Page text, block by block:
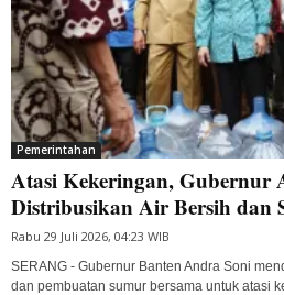
Pemerintahan
Atasi Kekeringan, Gubernur
Distribusikan Air Bersih dan
Rabu 29 Juli 2026, 04:23 WIB
SERANG - Gubernur Banten Andra Soni
dan pembuatan sumur bersama untuk atasi